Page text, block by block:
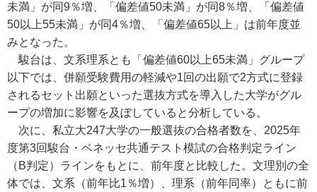
未満」が同9％増、「偏差値50未満」が同8％増、「偏差値
50以上55未満」が同4％増、「偏差値65以上」は前年度並
みとなった。
駿台は、文系理系とも「偏差値60以上65未満」グループ
以下では、併願受験費用の軽減や1回の出願で2方式に登録
されるセット出願といった選抜方式を導入した大学がグル
ープの増加に影響を及ぼしていると分析している。
次に、私立大247大学の一般選抜の合格者数を、2025年
度第3回駿台・ベネッセ共通テスト模試の合格判定ライン
（B判定）ラインをもとに、前年度と比較した。文理別の全
体では、文系（前年比1％増）、理系（前年同率）ともに前